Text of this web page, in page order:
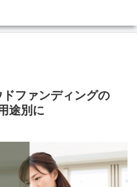
ドファンディングの
途別に